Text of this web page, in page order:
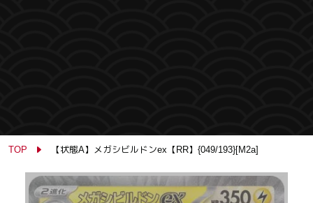
TOP 【状態A】メガシビルドンex【RR】{049/193}[M2a]